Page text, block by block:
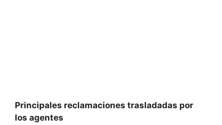
Principales reclamaciones trasladadas por
los agentes